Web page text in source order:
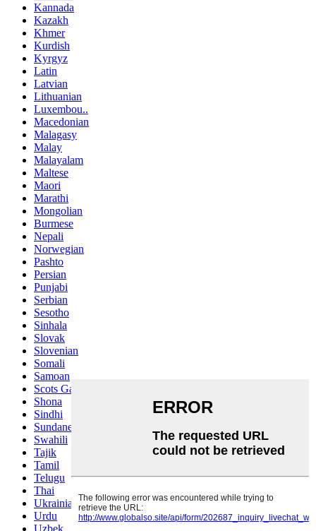
Kannada
Kazakh
Khmer
Kurdish
Kyrgyz
Latin
Latvian
Lithuanian
Luxembou..
Macedonian
Malagasy
Malay
Malayalam
Maltese
Maori
Marathi
Mongolian
Burmese
Nepali
Norwegian
Pashto
Persian
Punjabi
Serbian
Sesotho
Sinhala
Slovak
Slovenian
Somali
Samoan
Scots Gaelic
Shona
Sindhi
Sundanese
Swahili
Tajik
Tamil
Telugu
Thai
Ukrainian
Urdu
Uzbek